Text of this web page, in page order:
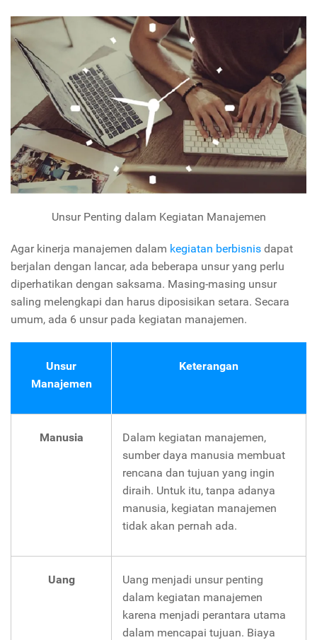
Unsur Penting dalam Kegiatan Manajemen
Agar kinerja manajemen dalam kegiatan berbisnis dapat
berjalan dengan lancar, ada beberapa unsur yang perlu
diperhatikan dengan saksama. Masing-masing unsur
saling melengkapi dan harus diposisikan setara. Secara
umum, ada 6 unsur pada kegiatan manajemen.
Unsur
Manajemen
Keterangan
Manusia
Dalam kegiatan manajemen,
sumber daya manusia membuat
rencana dan tujuan yang ingin
diraih. Untuk itu, tanpa adanya
manusia, kegiatan manajemen
tidak akan pernah ada.
Uang
Uang menjadi unsur penting
dalam kegiatan manajemen
karena menjadi perantara utama
dalam mencapai tujuan. Biaya